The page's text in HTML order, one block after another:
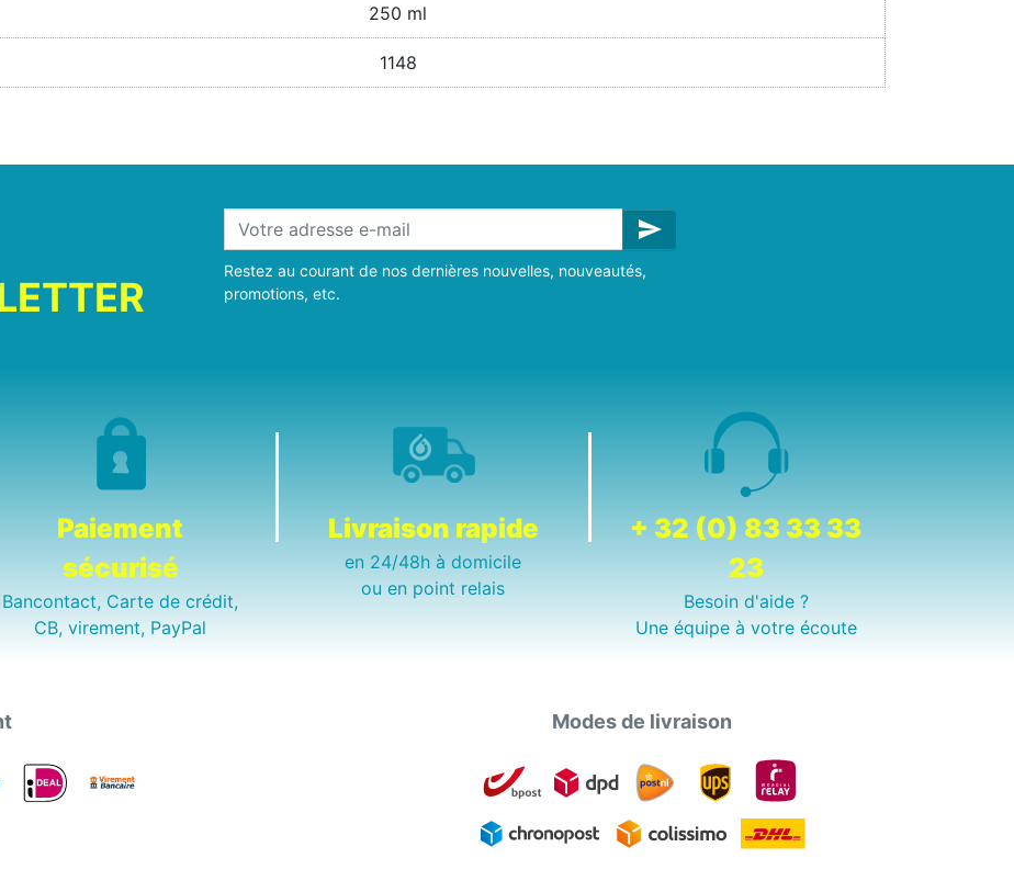
250 ml
1148
send
Restez au courant de nos dernières nouvelles, nouveautés,
promotions, etc.
Paiement
sécurisé
Bancontact, Carte de crédit,
CB, virement, PayPal
Livraison rapide
en 24/48h à domicile
ou en point relais
+ 32 (0) 83 33 33
23
Besoin d'aide ?
Une équipe à votre écoute
Modes de livraison